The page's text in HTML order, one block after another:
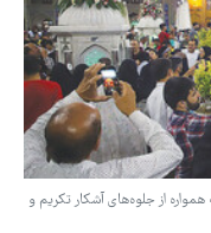
از جلوه‌های آشکار تکریم و